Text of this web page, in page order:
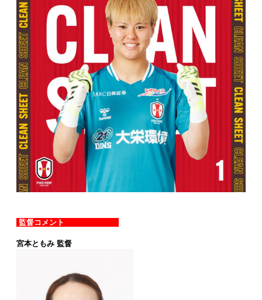
監督コメント
宮本ともみ 監督